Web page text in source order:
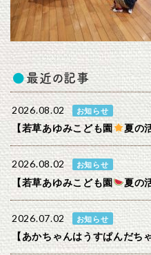
最近の記事
2026.08.02 お知らせ
【若草あゆみこども園 夏の
2026.08.02 お知らせ
【若草あゆみこども園 夏の
2026.07.02 お知らせ
【あかちゃんはうすぱんだち